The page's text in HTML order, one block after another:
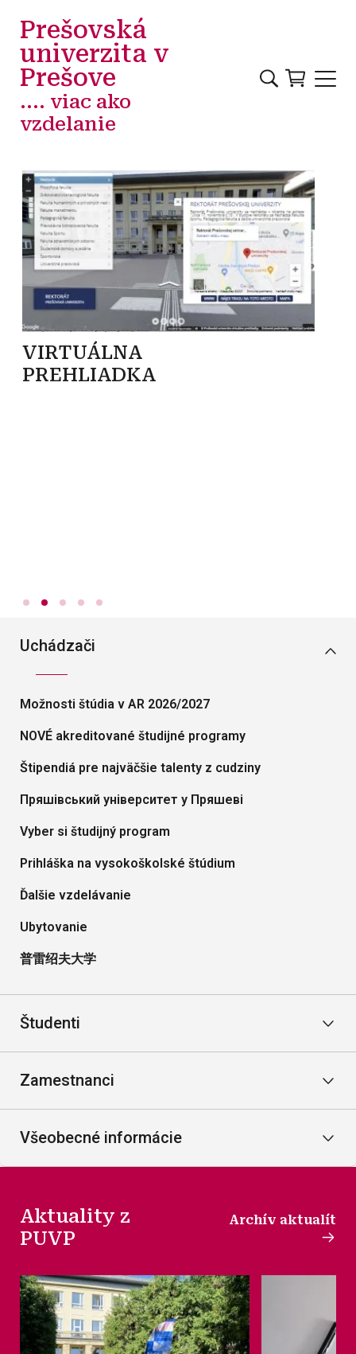
Prešovská
univerzita v
Prešove
.... viac ako
vzdelanie
VIRTUÁLNA
PREHLIADKA
Uchádzači
Možnosti štúdia v AR 2026/2027
NOVÉ akreditované študijné programy
Štipendiá pre najväčšie talenty z cudziny
Пряшівський університет y Пряшеві
Vyber si študijný program
Prihláška na vysokoškolské štúdium
Ďalšie vzdelávanie
Ubytovanie
普雷绍夫大学
Študenti
Zamestnanci
Všeobecné informácie
Aktuality z
PUVP
Archív aktualít